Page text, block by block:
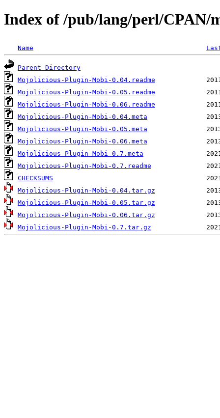
Index of /pub/lang/perl/CPAN/
Name
Parent Directory
Mojolicious-Plugin-Mobi-0.04.readme
Mojolicious-Plugin-Mobi-0.05.readme
Mojolicious-Plugin-Mobi-0.06.readme
Mojolicious-Plugin-Mobi-0.04.meta
Mojolicious-Plugin-Mobi-0.05.meta
Mojolicious-Plugin-Mobi-0.06.meta
Mojolicious-Plugin-Mobi-0.7.meta
Mojolicious-Plugin-Mobi-0.7.readme
CHECKSUMS
Mojolicious-Plugin-Mobi-0.04.tar.gz
Mojolicious-Plugin-Mobi-0.05.tar.gz
Mojolicious-Plugin-Mobi-0.06.tar.gz
Mojolicious-Plugin-Mobi-0.7.tar.gz